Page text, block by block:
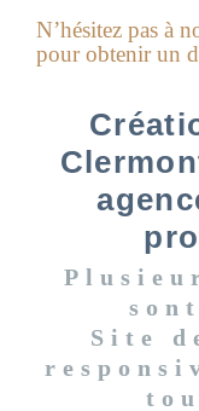
N’hésitez pas à
pour obtenir un
Site